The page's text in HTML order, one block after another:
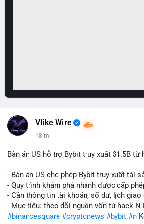
Vlike Wire
18 m
Bàn án US hỗ trợ Bybit truy xuất $1.5B từ
- Bàn án US cho phép Bybit truy xuất tài
- Quy trình khám phá nhanh được cấp
- Cần thông tin tài khoản, số dư, lịch giao
- Mục tiêu: theo dõi nguồn vốn từ hack N
#binancesquare #cryptonews #bybit #n